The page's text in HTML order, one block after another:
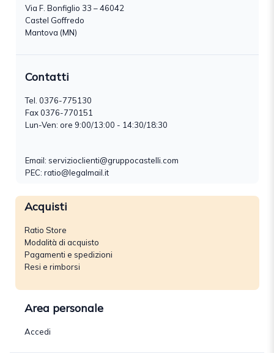
Via F. Bonfiglio 33 – 46042
Castel Goffredo
Mantova (MN)
Contatti
Tel. 0376-775130
Fax 0376-770151
Lun-Ven: ore 9:00/13:00 - 14:30/18:30
Email: servizioclienti@gruppocastelli.com
PEC: ratio@legalmail.it
Acquisti
Ratio Store
Modalità di acquisto
Pagamenti e spedizioni
Resi e rimborsi
Area personale
Accedi